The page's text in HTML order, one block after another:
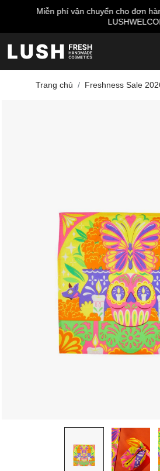
Miễn phí vận chuyển cho đơn
Trang chủ Freshness Sale